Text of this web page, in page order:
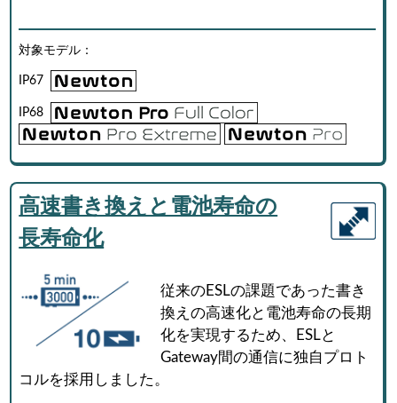
対象モデル：
IP67
IP68
高速書き換えと電池寿命の
長寿命化
従来のESLの課題であった書き
換えの高速化と電池寿命の長期
化を実現するため、ESLと
Gateway間の通信に独自プロト
コルを採用しました。